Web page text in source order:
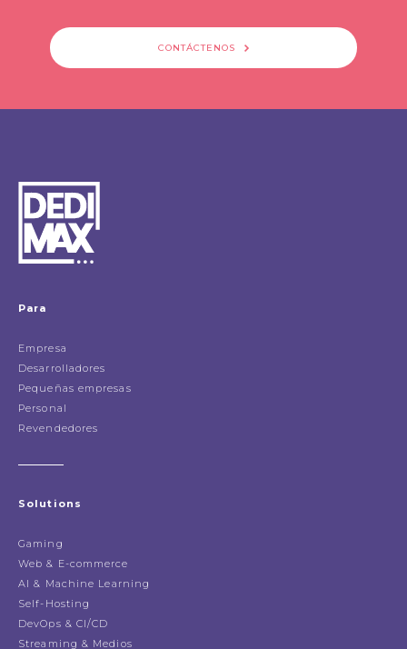
CONTÁCTENOS
Para
Empresa
Desarrolladores
Pequeñas empresas
Personal
Revendedores
Solutions
Gaming
Web & E-commerce
AI & Machine Learning
Self-Hosting
DevOps & CI/CD
Streaming & Medios